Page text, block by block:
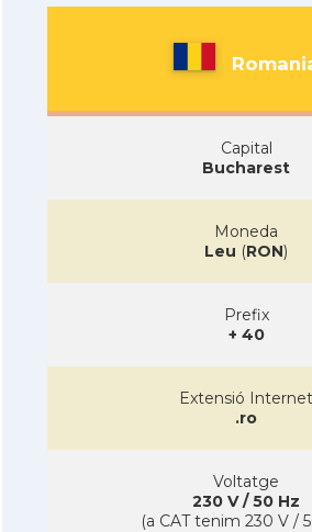
Capital
Bucharest
Moneda
Leu (RON)
Prefix
+ 40
Extensió Internet
.ro
Voltatge
230 V / 50 Hz
(a CAT tenim 230 V /